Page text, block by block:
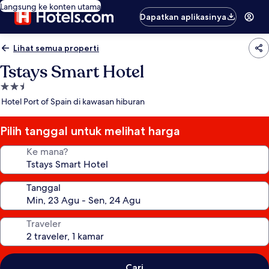
Langsung ke konten utama
Dapatkan aplikasinya
Lihat semua properti
Tstays Smart Hotel
Properti
bintang
Hotel Port of Spain di kawasan hiburan
Pilih tanggal untuk melihat harga
Ke mana?
Tanggal
Traveler